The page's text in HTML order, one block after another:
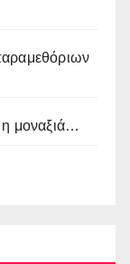
η μοναξιά…